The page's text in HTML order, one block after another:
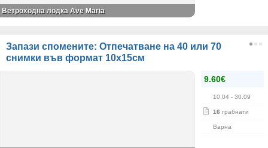
Ветроходна лодка Ave Maria
Запази спомените: Отпечатване на 40 или 70
снимки във формат 10х15см
9.60€
10.04 - 30.09
16 грабнати
Варна